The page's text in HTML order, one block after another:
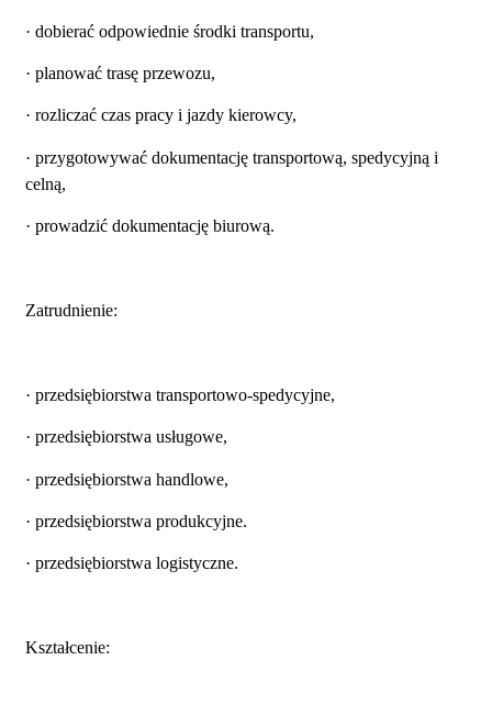
· dobierać odpowiednie środki transportu,
· planować trasę przewozu,
· rozliczać czas pracy i jazdy kierowcy,
· przygotowywać dokumentację transportową, spedycyjną i
celną,
· prowadzić dokumentację biurową.
Zatrudnienie:
· przedsiębiorstwa transportowo-spedycyjne,
· przedsiębiorstwa usługowe,
· przedsiębiorstwa handlowe,
· przedsiębiorstwa produkcyjne.
· przedsiębiorstwa logistyczne.
Kształcenie: